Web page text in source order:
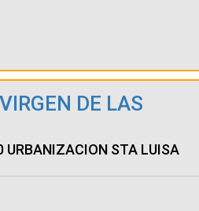
DE LAS
URBANIZACION STA LUISA